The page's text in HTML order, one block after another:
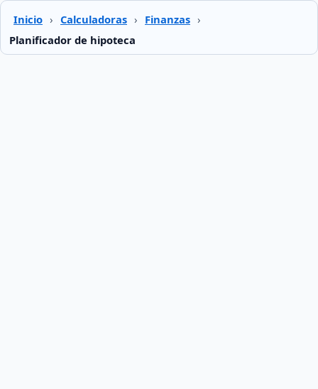
Inicio › Calculadoras › Finanzas ›
Planificador de hipoteca